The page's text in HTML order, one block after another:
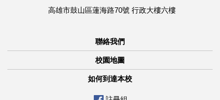
高雄市鼓山區蓮海路70號 行政大樓六樓
聯絡我們
校園地圖
如何到達本校